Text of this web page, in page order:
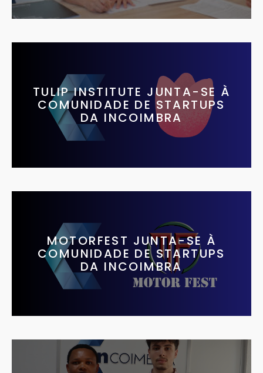
TULIP INSTITUTE JUNTA-SE À
COMUNIDADE DE STARTUPS
DA INCOIMBRA
MOTORFEST JUNTA-SE À
COMUNIDADE DE STARTUPS
DA INCOIMBRA